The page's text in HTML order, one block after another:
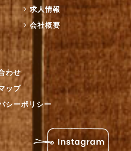
求人情報
会社概要
わせ
ップ
シーポリシー